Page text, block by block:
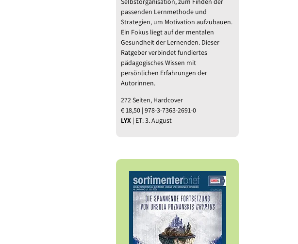
passenden Lernmethode und
Strategien, um Motivation aufzubauen.
Ein Fokus liegt auf der mentalen
Gesundheit der Lernenden. Dieser
Ratgeber verbindet fundiertes
pädagogisches Wissen mit
persönlichen Erfahrungen der
Autorinnen.
272 Seiten, Hardcover
€ 18,50 | 978-3-7363-2691-0
LYX | ET: 3. August